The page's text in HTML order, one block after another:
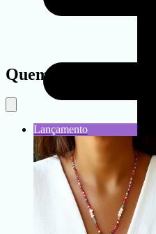
Quem viu este